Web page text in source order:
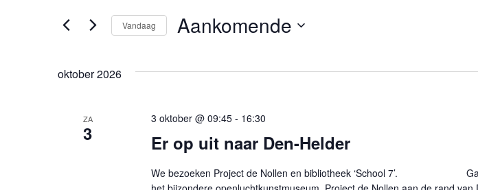
weergeven
navigatie
EvenementenVandaag Aankomende
oktober 2026
ZA
3 Er op uit naar Den-Helder
3 oktober @ 09:45- 16:30
We bezoeken Project de Nollen en bibliotheek ‘School 7’. Ga